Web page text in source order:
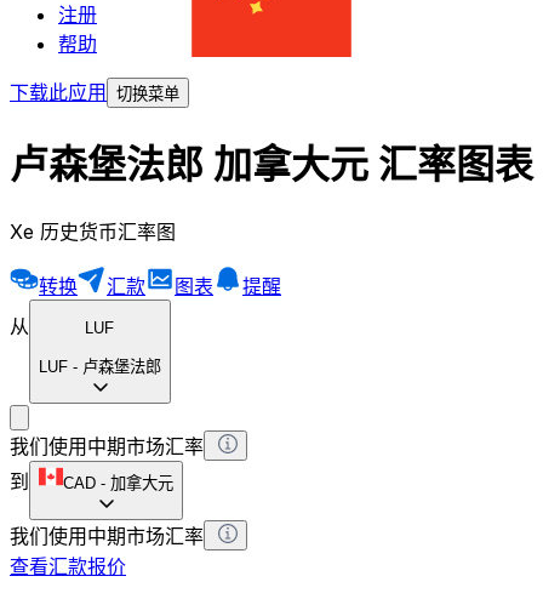
注册
帮助
下载此应用
切换菜单
卢森堡法郎 加拿大元 汇率图表
Xe 历史货币汇率图
转换 汇款 图表
提醒
从
LUF
LUF - 卢森堡法郎
我们使用中期市场汇率
到
CAD - 加拿大元
我们使用中期市场汇率
查看汇款报价